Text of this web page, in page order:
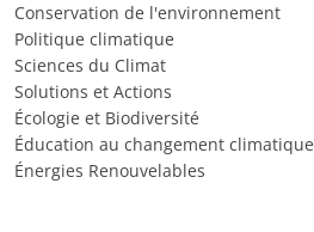
Conservation de l'environnement
Politique climatique
Sciences du Climat
Solutions et Actions
Écologie et Biodiversité
Éducation au changement climatique
Énergies Renouvelables